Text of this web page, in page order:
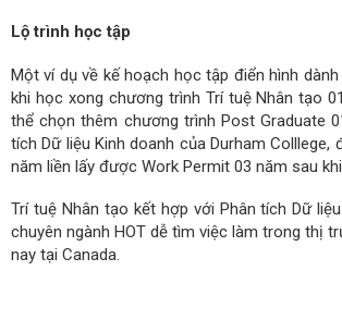
Lộ trình học tập
Một ví dụ về kế hoạch học tập điển hình
khi học xong chương trình Trí tuệ Nhân tạo
thể chọn thêm chương trình Post Graduate
tích Dữ liệu Kinh doanh của Durham Colllege,
năm liền lấy được Work Permit 03 năm sau
Trí tuệ Nhân tạo kết hợp với Phân tích Dữ
chuyên ngành HOT dễ tìm việc làm trong thị
nay tại Canada.